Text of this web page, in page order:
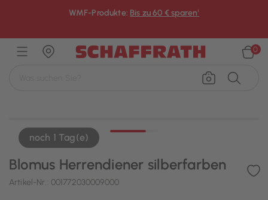
WMF-Produkte: Bis zu 60 € sparen¹
0
noch 1 Tag(e)
Blomus Herrendiener silberfarben
Artikel-Nr.: 001772030009000